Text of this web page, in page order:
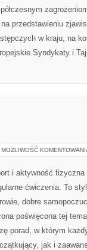
przedstawieniu
w kraju, na
Syndykaty i
MOŻLIWOŚĆ
i aktywność
ćwiczenia. To
dobre
poświęcona tej
porad, w którym
jak i